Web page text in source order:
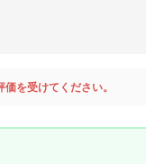
を受けてください。